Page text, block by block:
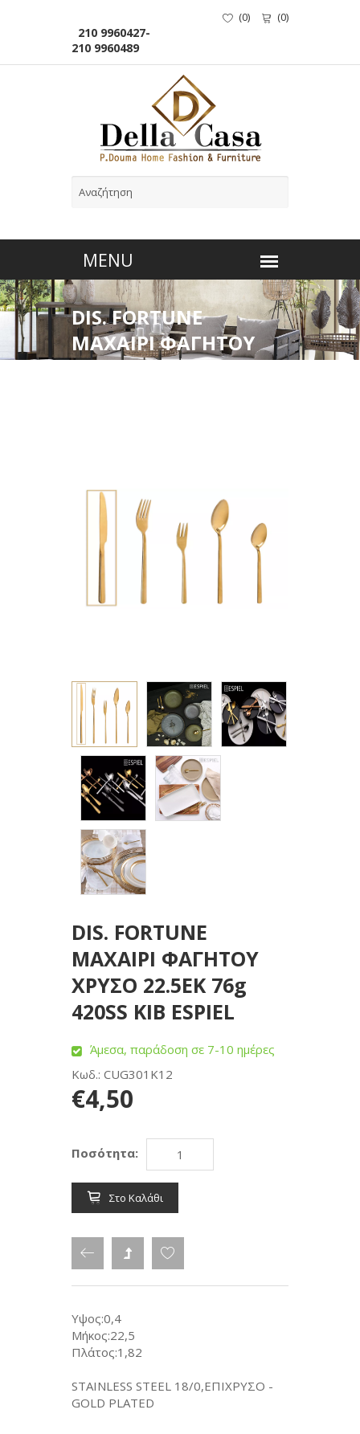
210 9960427-
210 9960489
(0) (0)
DIS. FORTUNE
ΜΑΧΑΙΡΙ ΦΑΓΗΤΟΥ
ΧΡΥΣΟ 22.5ΕΚ 76g
DIS. FORTUNE
ΜΑΧΑΙΡΙ ΦΑΓΗΤΟΥ
ΧΡΥΣΟ 22.5ΕΚ 76g
420SS KIB ESPIEL
Άμεσα, παράδοση σε 7-10 ημέρες
Κωδ.: CUG301K12
€4,50
Ποσότητα:
Στο Καλάθι
Υψος:0,4
Μήκος:22,5
Πλάτος:1,82
STAINLESS STEEL 18/0,ΕΠΙΧΡΥΣΟ -
GOLD PLATED